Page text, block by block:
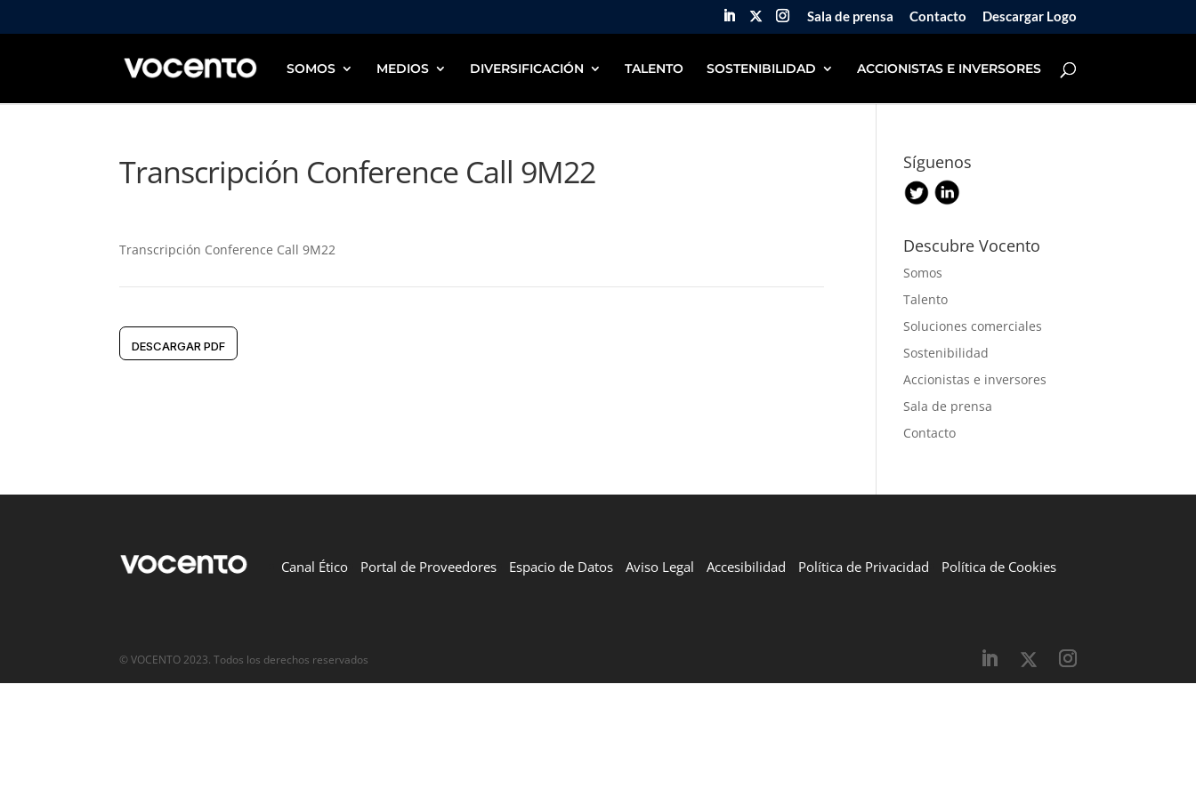
Sala de prensa Contacto Descargar Logo
SOMOS MEDIOS DIVERSIFICACIÓN TALENTO SOSTENIBILIDAD ACCIONISTAS E INVERSORES
Transcripción Conference Call 9M22
Transcripción Conference Call 9M22
DESCARGAR PDF
Síguenos
Descubre Vocento
Somos
Talento
Soluciones comerciales
Sostenibilidad
Accionistas e inversores
Sala de prensa
Contacto
Canal Ético Portal de Proveedores Espacio de Datos Aviso Legal Accesibilidad Política de Privacidad Política de Cookies
© VOCENTO 2023. Todos los derechos reservados